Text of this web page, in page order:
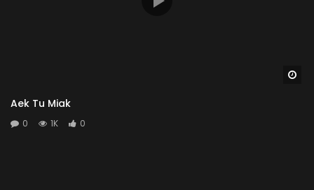
Aek Tu Miak
0 1K 0